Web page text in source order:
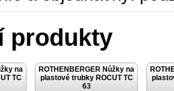
produkty
na
TC
ROTHENBERGER Nůžky na
plastové trubky ROCUT TC
63